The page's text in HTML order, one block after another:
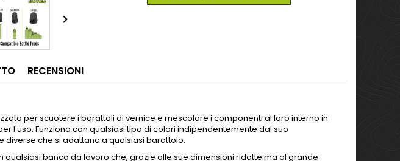

RECENSIONI
per scuotere i barattoli di vernice e mescolare i componenti al loro interno in
l'uso. Funziona con qualsiasi tipo di colori indipendentemente dal suo
diverse che si adattano a qualsiasi barattolo.
qualsiasi banco da lavoro che, grazie alle sue dimensioni ridotte ma al grande